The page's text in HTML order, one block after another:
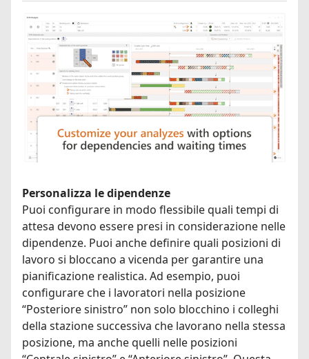
Personalizza le dipendenze
Puoi configurare in modo flessibile quali tempi di
attesa devono essere presi in considerazione nelle
dipendenze. Puoi anche definire quali posizioni di
lavoro si bloccano a vicenda per garantire una
pianificazione realistica. Ad esempio, puoi
configurare che i lavoratori nella posizione
“Posteriore sinistro” non solo blocchino i colleghi
della stazione successiva che lavorano nella stessa
posizione, ma anche quelli nelle posizioni